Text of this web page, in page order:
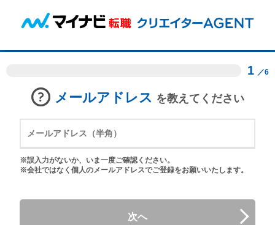
1 ／6
メールアドレス を教えてください
※誤入力がないか、いま一度ご確認ください。
※会社ではなく個人のメールアドレスでご登録をお願いいたします。
次へ